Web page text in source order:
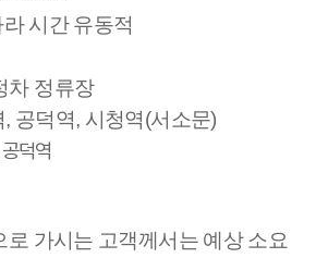
시간 유동적
차 정류장
, 공덕역, 시청역(서소문)
덕역
가시는 고객께서는 예상 소요